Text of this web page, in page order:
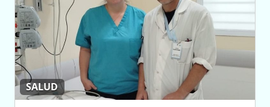
SALUD